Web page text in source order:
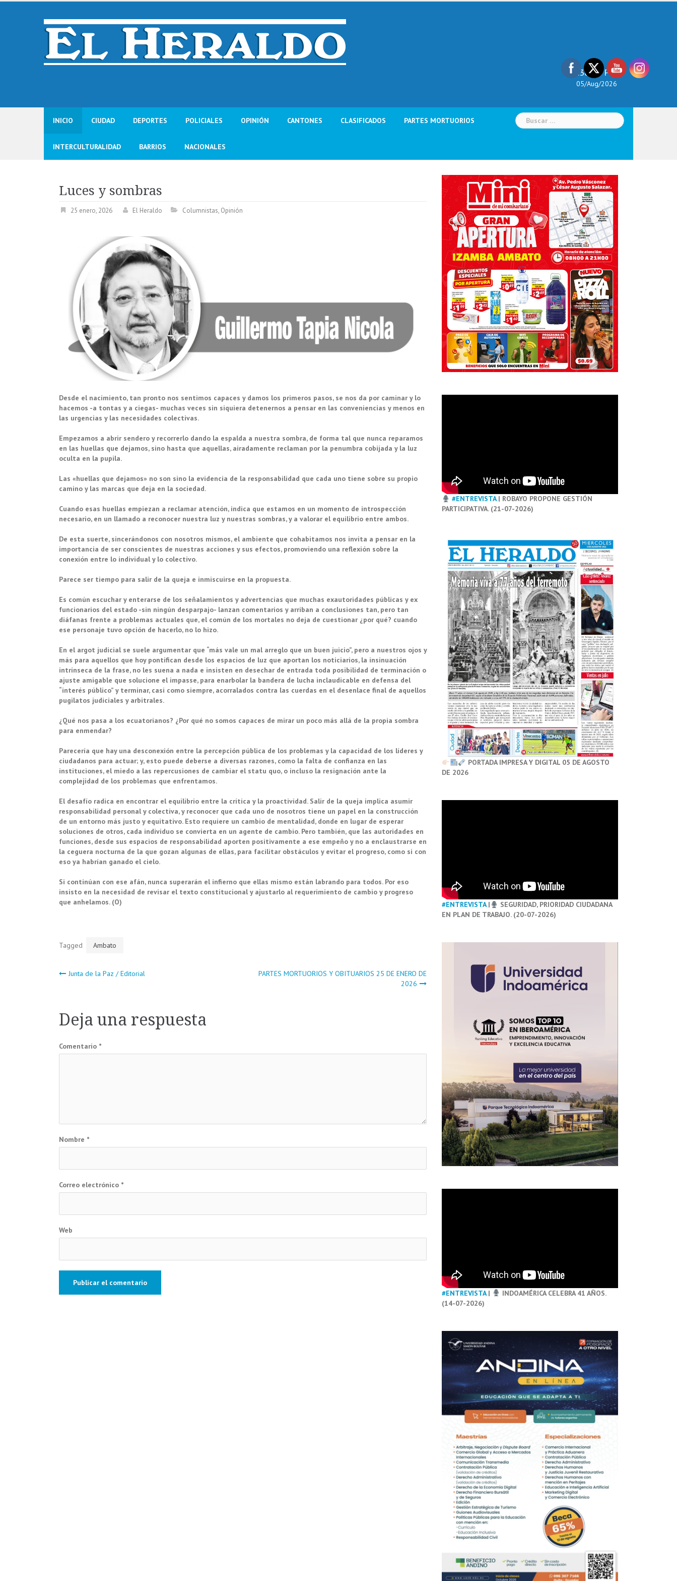
Skip
10:36:09 PM
05/Aug/2026
INICIO CIUDAD DEPORTES POLICIALES OPINIÓN CANTONES CLASIFICADOS PARTES MORTUORIOS
INTERCULTURALIDAD BARRIOS NACIONALES
Buscar:
Luces y sombras
25 enero, 2026 El Heraldo Columnistas, Opinión
Desde el nacimiento, tan pronto nos sentimos capaces y damos los primeros pasos, se nos da por caminar y lo
hacemos -a tontas y a ciegas- muchas veces sin siquiera detenernos a pensar en las conveniencias y menos en
las urgencias y las necesidades colectivas.
Empezamos a abrir sendero y recorrerlo dando la espalda a nuestra sombra, de forma tal que nunca reparamos
en las huellas que dejamos, sino hasta que aquellas, airadamente reclaman por la penumbra cobijada y la luz
oculta en la pupila.
Las «huellas que dejamos» no son sino la evidencia de la responsabilidad que cada uno tiene sobre su propio
camino y las marcas que deja en la sociedad.
Cuando esas huellas empiezan a reclamar atención, indica que estamos en un momento de introspección
necesario, en un llamado a reconocer nuestra luz y nuestras sombras, y a valorar el equilibrio entre ambos.
De esta suerte, sincerándonos con nosotros mismos, el ambiente que cohabitamos nos invita a pensar en la
importancia de ser conscientes de nuestras acciones y sus efectos, promoviendo una reflexión sobre la
conexión entre lo individual y lo colectivo.
Parece ser tiempo para salir de la queja e inmiscuirse en la propuesta.
Es común escuchar y enterarse de los señalamientos y advertencias que muchas exautoridades públicas y ex
funcionarios del estado -sin ningún desparpajo- lanzan comentarios y arriban a conclusiones tan, pero tan
diáfanas frente a problemas actuales que, el común de los mortales no deja de cuestionar ¿por qué? cuando
ese personaje tuvo opción de hacerlo, no lo hizo.
En el argot judicial se suele argumentar que “más vale un mal arreglo que un buen juicio”, pero a nuestros ojos y
más para aquellos que hoy pontifican desde los espacios de luz que aportan los noticiarios, la insinuación
intrínseca de la frase, no les suena a nada e insisten en desechar de entrada toda posibilidad de terminación o
ajuste amigable que solucione el impasse, para enarbolar la bandera de lucha inclaudicable en defensa del
“interés público” y terminar, casi como siempre, acorralados contra las cuerdas en el desenlace final de aquellos
pugilatos judiciales y arbitrales.
¿Qué nos pasa a los ecuatorianos? ¿Por qué no somos capaces de mirar un poco más allá de la propia sombra
para enmendar?
Parecería que hay una desconexión entre la percepción pública de los problemas y la capacidad de los líderes y
ciudadanos para actuar; y, esto puede deberse a diversas razones, como la falta de confianza en las
instituciones, el miedo a las repercusiones de cambiar el statu quo, o incluso la resignación ante la
complejidad de los problemas que enfrentamos.
El desafío radica en encontrar el equilibrio entre la crítica y la proactividad. Salir de la queja implica asumir
responsabilidad personal y colectiva, y reconocer que cada uno de nosotros tiene un papel en la construcción
de un entorno más justo y equitativo. Esto requiere un cambio de mentalidad, donde en lugar de esperar
soluciones de otros, cada individuo se convierta en un agente de cambio. Pero también, que las autoridades en
funciones, desde sus espacios de responsabilidad aporten positivamente a ese empeño y no a enclaustrarse en
la ceguera nocturna de la que gozan algunas de ellas, para facilitar obstáculos y evitar el progreso, como si con
eso ya habrían ganado el cielo.
Si continúan con ese afán, nunca superarán el infierno que ellas mismo están labrando para todos. Por eso
insisto en la necesidad de revisar el texto constitucional y ajustarlo al requerimiento de cambio y progreso
que anhelamos. (O)
Tagged Ambato
Navegación
entradas
Junta de la Paz / Editorial
PARTES MORTUORIOS Y OBITUARIOS 25 DE ENERO DE
2026
Deja una respuesta
Comentario *
Nombre *
Correo electrónico *
Web
#ENTREVISTA| ROBAYO PROPONE GESTIÓN
PARTICIPATIVA. (21-07-2026)
PORTADA IMPRESA Y DIGITAL 05 DE AGOSTO
DE 2026
#ENTREVISTA|
SEGURIDAD, PRIORIDAD CIUDADANA
EN PLAN DE TRABAJO. (20-07-2026)
#ENTREVISTA|
INDOAMÉRICA CELEBRA 41 AÑOS.
(14-07-2026)